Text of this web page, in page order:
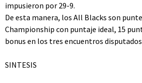
impusieron por 29-9.
De esta manera, los All Blacks son
Championship con puntaje ideal, 15
bonus en los tres encuentros
SINTESIS